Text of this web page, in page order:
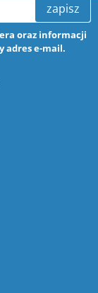
zapisz
oraz informacji
adres e-mail.